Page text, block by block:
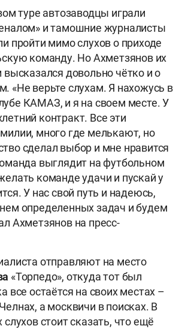
туре автозаводцы играли
и тамошние журналисты
пройти мимо слухов о приходе
команду. Но Ахметзянов их
высказался довольно чётко и о
«Не верьте слухам. Я нахожусь в
КАМАЗ, и я на своем месте. У
контракт. Все эти
много где мелькают, но
сделал выбор и мне нравится
выглядит на футбольном
команде удачи и пускай у
У нас свой путь и надеюсь,
определенных задач и будем
Ахметзянов на пресс-
отправляют на место
«Торпедо», откуда тот был
все остаётся на своих местах –
а москвичи в поисках. В
слухов стоит сказать, что ещё